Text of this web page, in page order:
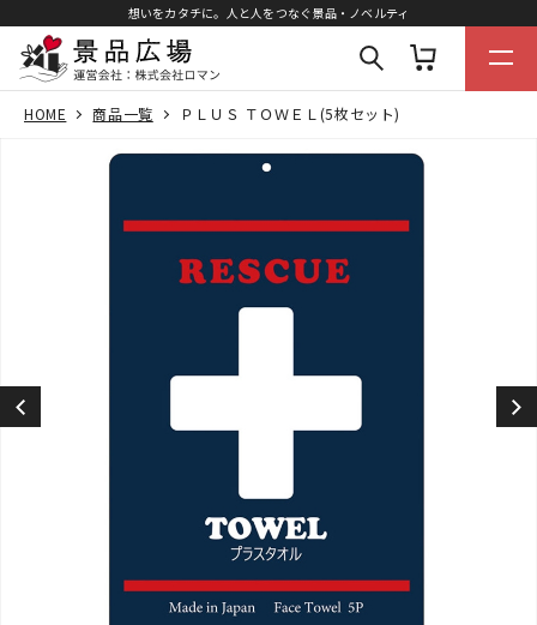
想いをカタチに。人と人をつなぐ景品・ノベルティ
HOME 商品一覧 ＰＬＵＳ ＴＯＷＥＬ(5枚セット)